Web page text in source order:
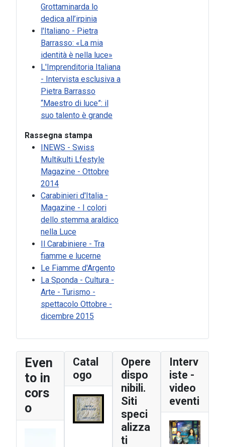
Grottaminarda lo
dedica all’irpinia
l'Italiano - Pietra
Barrasso: «La mia
identità è nella luce»
L'Imprenditoria Italiana
- Intervista esclusiva a
Pietra Barrasso
“Maestro di luce”: il
suo talento è grande
Rassegna stampa
INEWS - Swiss
Multikulti Lfestyle
Magazine - Ottobre
2014
Carabinieri d'Italia -
Magazine - I colori
dello stemma araldico
nella Luce
Il Carabiniere - Tra
fiamme e lucerne
Le Fiamme d'Argento
La Sponda - Cultura -
Arte - Turismo -
spettacolo Ottobre -
dicembre 2015
Even
to in
cors
o
Catal
ogo
Opere
dispo
nibili.
Siti
speci
alizza
ti
Interv
iste -
video
eventi